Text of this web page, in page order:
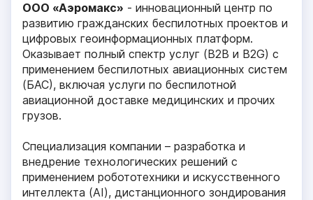
ООО «Аэромакс» - инновационный центр по
развитию гражданских беспилотных проектов и
цифровых геоинформационных платформ.
Оказывает полный спектр услуг (B2B и B2G) с
применением беспилотных авиационных систем
(БАС), включая услуги по беспилотной
авиационной доставке медицинских и прочих
грузов.
Специализация компании – разработка и
внедрение технологических решений с
применением робототехники и искусственного
интеллекта (AI), дистанционного зондирования